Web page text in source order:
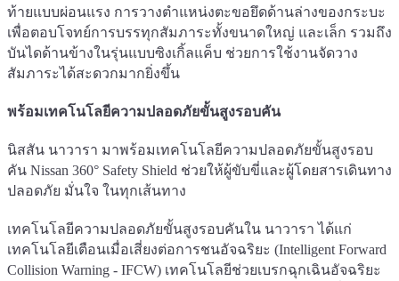
ท้ายแบบผ่อนแรง การวางตำแหน่งตะขอยึดด้านล่างของกระบะ
เพื่อตอบโจทย์การบรรทุกสัมภาระทั้งขนาดใหญ่ และเล็ก รวมถึง
บันไดด้านข้างในรุ่นแบบซิงเกิ้ลแค็บ ช่วยการใช้งานจัดวาง
สัมภาระได้สะดวกมากยิ่งขึ้น
พร้อมเทคโนโลยีความปลอดภัยขั้นสูงรอบคัน
นิสสัน นาวารา มาพร้อมเทคโนโลยีความปลอดภัยขั้นสูงรอบ
คัน Nissan 360° Safety Shield ช่วยให้ผู้ขับขี่และผู้โดยสารเดินทาง
ปลอดภัย มั่นใจ ในทุกเส้นทาง
เทคโนโลยีความปลอดภัยขั้นสูงรอบคันใน นาวารา ได้แก่
เทคโนโลยีเตือนเมื่อเสี่ยงต่อการชนอัจฉริยะ (Intelligent Forward
Collision Warning - IFCW) เทคโนโลยีช่วยเบรกฉุกเฉินอัจฉริยะ